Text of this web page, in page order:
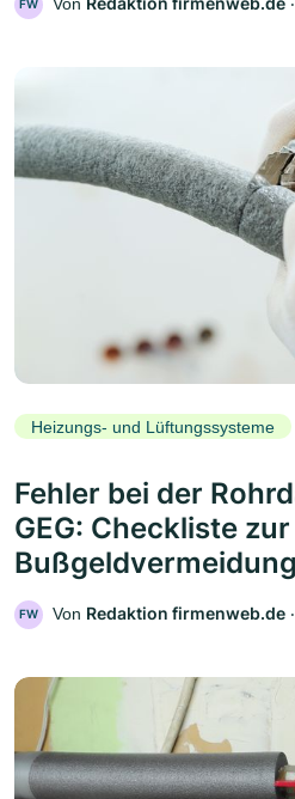
FW
Heizungs- und Lüftungssysteme
Fehler bei der
GEG: Checkliste zur
Bußgeldvermeidung
FW Von Redaktion firmenweb.de ‧